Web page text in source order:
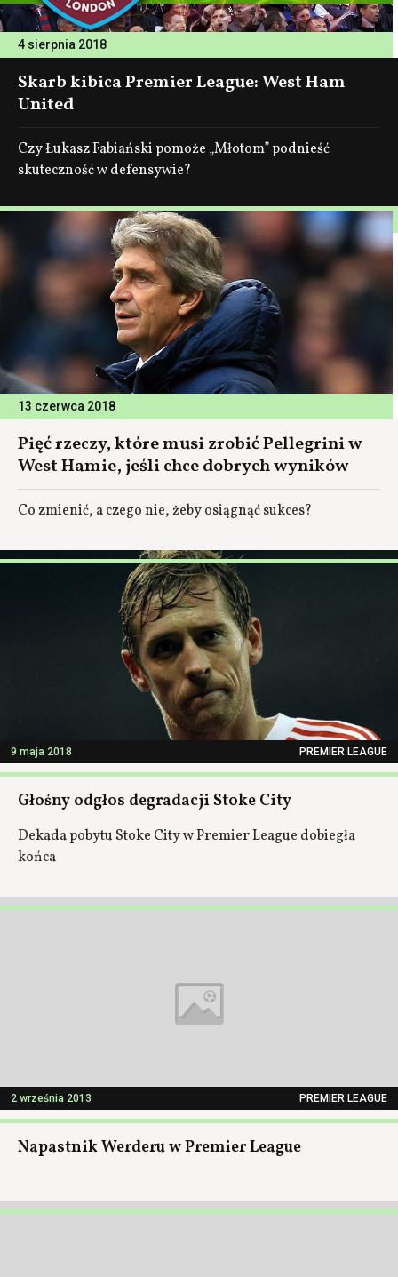
4 sierpnia 2018
Skarb kibica Premier League: West Ham
United
Czy Łukasz Fabiański pomoże „Młotom” podnieść
skuteczność w defensywie?
13 czerwca 2018
Pięć rzeczy, które musi zrobić Pellegrini w
West Hamie, jeśli chce dobrych wyników
Co zmienić, a czego nie, żeby osiągnąć sukces?
9 maja 2018 PREMIER LEAGUE
Głośny odgłos degradacji Stoke City
Dekada pobytu Stoke City w Premier League dobiegła
końca
2 września 2013 PREMIER LEAGUE
Napastnik Werderu w Premier League